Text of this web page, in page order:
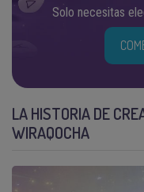
Solo necesitas
LA HISTORIA DE
WIRAQOCHA